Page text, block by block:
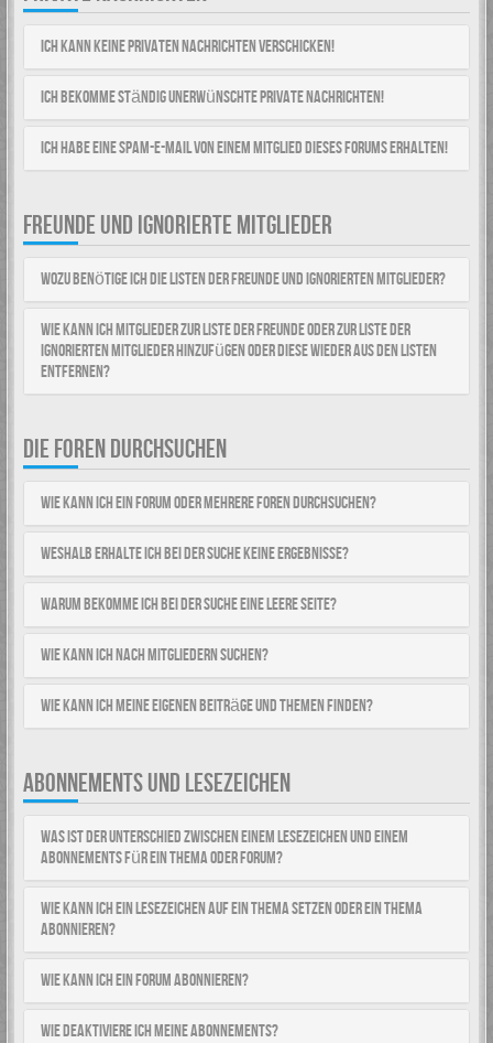
Ich kann keine Privaten Nachrichten verschicken!
Ich bekomme ständig unerwünschte Private Nachrichten!
Ich habe eine Spam-E-Mail von einem Mitglied dieses Forums erhalten!
FREUNDE UND IGNORIERTE MITGLIEDER
Wozu benötige ich die Listen der Freunde und ignorierten Mitglieder?
Wie kann ich Mitglieder zur Liste der Freunde oder zur Liste der
ignorierten Mitglieder hinzufügen oder diese wieder aus den Listen
entfernen?
DIE FOREN DURCHSUCHEN
Wie kann ich ein Forum oder mehrere Foren durchsuchen?
Weshalb erhalte ich bei der Suche keine Ergebnisse?
Warum bekomme ich bei der Suche eine leere Seite?
Wie kann ich nach Mitgliedern suchen?
Wie kann ich meine eigenen Beiträge und Themen finden?
ABONNEMENTS UND LESEZEICHEN
Was ist der Unterschied zwischen einem Lesezeichen und einem
Abonnements für ein Thema oder Forum?
Wie kann ich ein Lesezeichen auf ein Thema setzen oder ein Thema
abonnieren?
Wie kann ich ein Forum abonnieren?
Wie deaktiviere ich meine Abonnements?